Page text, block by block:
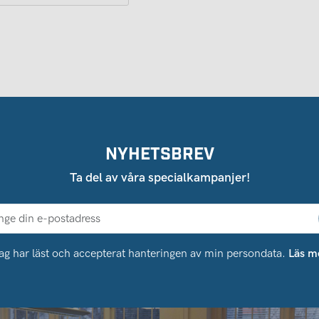
NYHETSBREV
Ta del av våra specialkampanjer!
har läst och accepterat hanteringen av min persondata. Läs